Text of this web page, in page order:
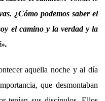
¿Cómo podemos saber el
el camino y la verdad y la
».
aquella noche y al día
que desmontaban